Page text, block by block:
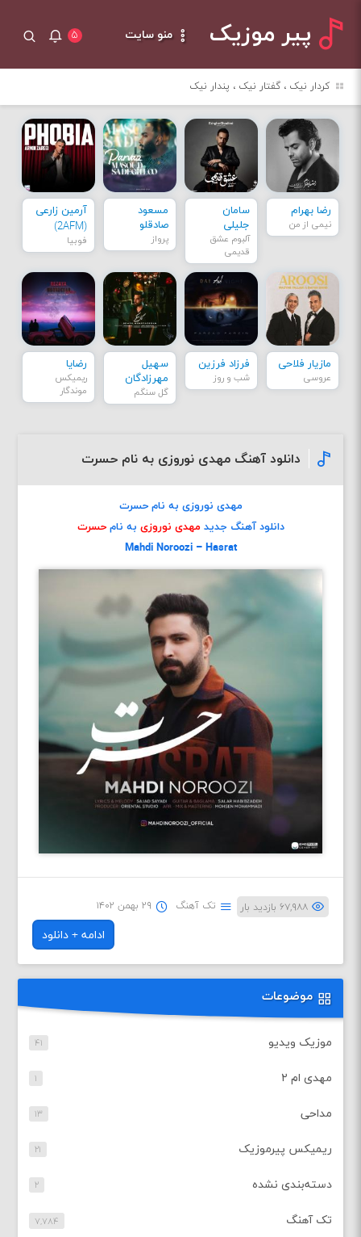
پیر موزیک منو سایت ۵
کردار نیک ، گفتار نیک ، پندار نیک
رضا بهرام
نیمی از من
سامان
جلیلی
آلبوم عشق
قدیمی
مسعود
صادقلو
پرواز
آرمین زارعی
(2AFM)
فوبیا
مازیار فلاحی
عروسی
فرزاد فرزین
شب و روز
سهیل
مهرزادگان
گل سنگم
رضایا
ریمیکس
موندگار
دانلود آهنگ مهدی نوروزی به نام حسرت
مهدی نوروزی به نام حسرت
دانلود آهنگ جدید مهدی نوروزی به نامحسرت
Mahdi Noroozi – Hasrat
۶۷,۹۸۸ بازدید بار تک آهنگ ۲۹ بهمن ۱۴۰۲
ادامه + دانلود
موضوعات
موزیک ویدیو ۴۱
مهدی ام ۲ ۱
مداحی ۱۳
ریمیکس پیرموزیک ۲۱
دسته‌بندی نشده ۲
تک آهنگ ۷,۷۸۴